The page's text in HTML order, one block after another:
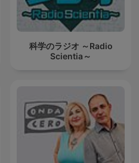
科学のラジオ ～Radio
Scientia～